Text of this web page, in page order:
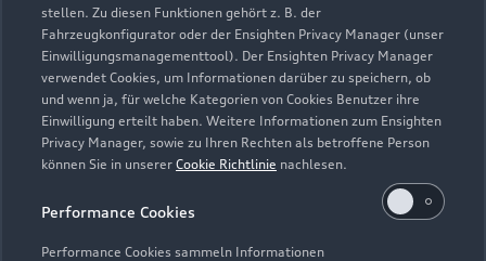
Lederpflege-Set
Praktisches Set zur intensiven Reinigung und
Pflege von Leder und Kunstleder.
Zur Audi Shopping World
stellen. Zu diesen Funktionen gehört z. B. der
Fahrzeugkonfigurator oder der Ensighten Privacy Manager (unser
Einwilligungsmanagementtool). Der Ensighten Privacy Manager
verwendet Cookies, um Informationen darüber zu speichern, ob
und wenn ja, für welche Kategorien von Cookies Benutzer ihre
Einwilligung erteilt haben. Weitere Informationen zum Ensighten
Privacy Manager, sowie zu Ihren Rechten als betroffene Person
können Sie in unserer Cookie Richtlinie nachlesen.
Performance Cookies
Performance Cookies sammeln Informationen